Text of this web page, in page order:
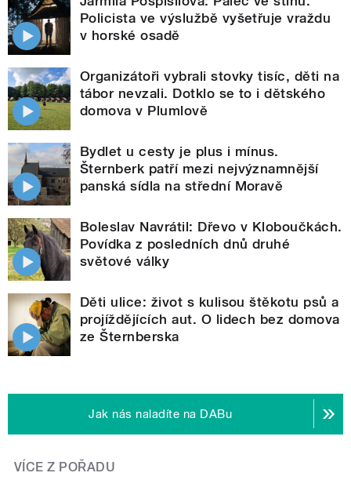
Policista ve výslužbě vyšetřuje vraždu
v horské osadě
Organizátoři vybrali stovky tisíc, děti na
tábor nevzali. Dotklo se to i dětského
domova v Plumlově
Bydlet u cesty je plus i mínus.
Šternberk patří mezi nejvýznamnější
panská sídla na střední Moravě
Boleslav Navrátil: Dřevo v Kloboučkách.
Povídka z posledních dnů druhé
světové války
Děti ulice: život s kulisou štěkotu psů a
projíždějících aut. O lidech bez domova
ze Šternberska
Jak nás naladíte na DABu
VÍCE Z POŘADU